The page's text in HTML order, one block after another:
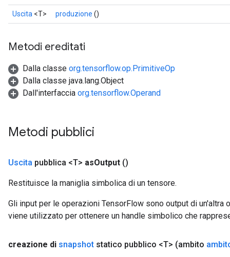
Uscita <T> produzione ()
Metodi ereditati
Dalla classe org.tensorflow.op.PrimitiveOp
Dalla classe java.lang.Object
Dall'interfaccia org.tensorflow.Operand
Metodi pubblici
Uscita pubblica <T> asOutput ()
Restituisce la maniglia simbolica di un tensore.
Gli input per le operazioni TensorFlow sono output di un'altra
viene utilizzato per ottenere un handle simbolico che
creazione di snapshot statico pubblico <T> (ambito